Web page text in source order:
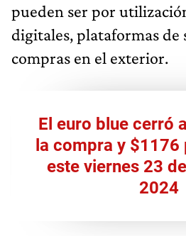
pueden ser por
digitales, plataformas de
compras en el exterior.
El euro blue cerró
la compra y $1176
este viernes 23
2024